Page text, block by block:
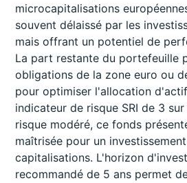
microcapitalisations
souvent délaissé par les
mais offrant un potentiel de
La part restante du portefeuille
obligations de la zone euro ou
pour optimiser l'allocation
indicateur de risque SRI de 3
risque modéré, ce fonds
maîtrisée pour un
capitalisations. L'horizon
recommandé de 5 ans permet